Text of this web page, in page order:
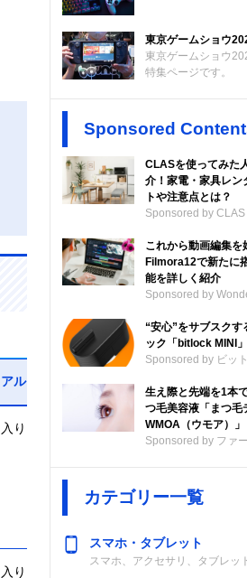
アルコール
入り
入り
東京ゲームショウ
東京ゲームショウ
特集ページです。
Sponsored
CLASを使ってみた
介！家電・家具レン
トや注意点とは？
Sponsored by CLAS
これから動画編集を
Filmora12で新たに
能を詳しく紹介
Sponsored by
“安心”をサブスクす
ック「bitlock MINI」
Sponsored by ビッ
生え際と先端を1本
つ毛美容液「まつ毛
WMOA（ウモア）」
Sponsored by ファ
カテゴリー一覧
スマホ・タブレット
スマホ、アクセサリ、タブレッ